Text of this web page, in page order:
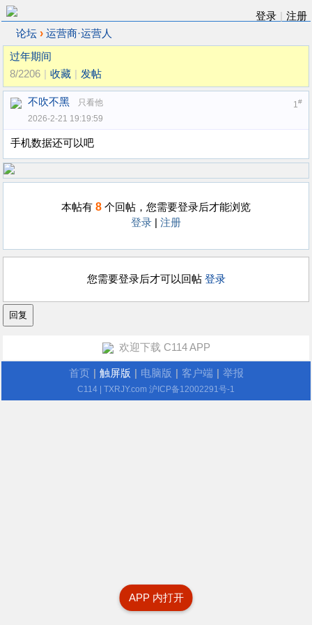
登录
注册
论坛 › 运营商·运营人
过年期间
8/2206
收藏 发帖
1#
不吹不黑
只看他
2026-2-21 19:19:59
手机数据还可以吧
本帖有 8 个回帖，您需要登录后才能浏览
登录
注册
您需要登录后才可以回帖 登录
APP 内打开
欢迎下载 C114 APP
首页 触屏版 电脑版 客户端 举报
C114 | TXRJY.com 沪ICP备12002291号-1